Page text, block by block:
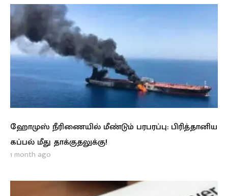
ஹோமுஸ் நீரிணையில் மீண்டும் பரபரப்பு: பிரித்தானிய
கப்பல் மீது தாக்குதலுக்கு!
1 month ago